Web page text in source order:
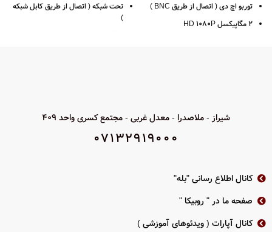
توربو اچ دی ( اتصال از طریق BNC )
2 مگاپیکسل HD 1080P
پشتیبانی از فرمت TVI-CVI-AHD-
ANALOG
تحت شبکه ( اتصال از طریق کابل شبکه
)
بدنه فلزی
استاندارد IP67
شیراز - ملاصدرا - معدل غربی - مجتمع کسری واحد 409
07132919000
کانال اطلاع رسانی "بله"
صفحه ما در " روبیکا "
کانال آپارات ( ویدئوهای آموزشی )